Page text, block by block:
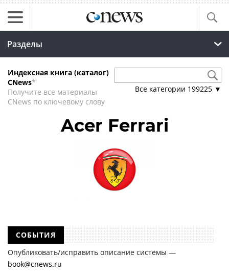
Разделы
Индексная книга (каталог)
CNews*
Получите все материалы
CNews по ключевому слову
Все категории 199225 ▼
Acer Ferrari
СОБЫТИЯ
Опубликовать/исправить описание системы —
book@cnews.ru